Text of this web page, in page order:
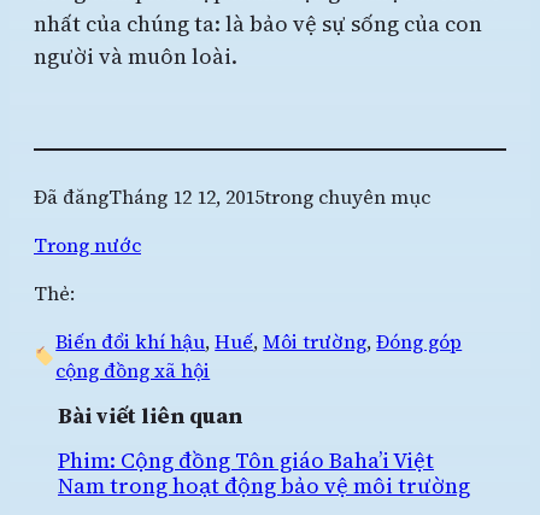
nhất của chúng ta: là bảo vệ sự sống của con
người và muôn loài.
Đã đăngTháng 12 12, 2015trong chuyên mục
Trong nước
Thẻ:
Biến đổi khí hậu, Huế, Môi trường, Đóng góp
cộng đồng xã hội
Bài viết liên quan
Phim: Cộng đồng Tôn giáo Baha’i Việt
Nam trong hoạt động bảo vệ môi trường